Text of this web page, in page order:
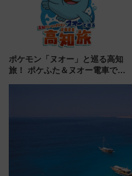
ポケモン「ヌオー」と巡る高知
旅！ ポケふた＆ヌオー電車で楽